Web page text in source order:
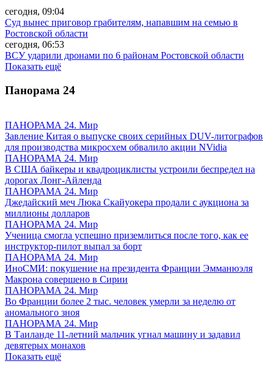
сегодня, 09:04
Суд вынес приговор грабителям, напавшим на семью в
Ростовской области
сегодня, 06:53
ВСУ ударили дронами по 6 районам Ростовской области
Показать ещё
Панорама 24
ПАНОРАМА 24. Мир
Завление Китая о выпуске своих серийных DUV-литографов
для производства микросхем обвалило акции NVidia
ПАНОРАМА 24. Мир
В США байкеры и квадроциклисты устроили беспредел на
дорогах Лонг-Айленда
ПАНОРАМА 24. Мир
Джедайский меч Люка Скайуокера продали с аукциона за
миллионы долларов
ПАНОРАМА 24. Мир
Ученица смогла успешно приземлиться после того, как ее
инструктор-пилот выпал за борт
ПАНОРАМА 24. Мир
ИноСМИ: покушение на президента Франции Эмманюэля
Макрона совершено в Сирии
ПАНОРАМА 24. Мир
Во Франции более 2 тыс. человек умерли за неделю от
аномального зноя
ПАНОРАМА 24. Мир
В Таиланде 11-летний мальчик угнал машину и задавил
девятерых монахов
Показать ещё